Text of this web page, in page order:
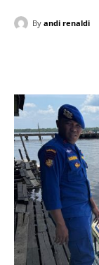
By andi renaldi